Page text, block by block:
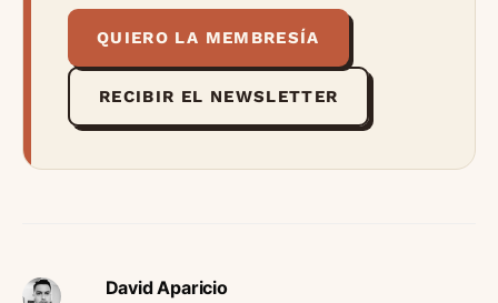
QUIERO LA MEMBRESÍA
RECIBIR EL NEWSLETTER
David Aparicio